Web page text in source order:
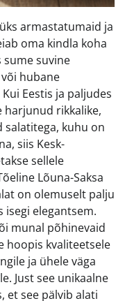
armastatumaid ja
oma kindla koha
sume suvine
hubane
Eestis ja paljudes
harjunud rikkalike,
salatitega, kuhu on
siis Kesk-
sellele
Lõuna-Saksa
on olemuselt palju
isegi elegantsem.
munal põhinevaid
hoopis kvaliteetsele
ja ühele väga
Just see unikaalne
et see pälvib alati